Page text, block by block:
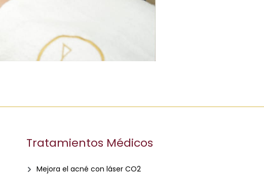
Tratamientos Médicos
Mejora el acné con láser CO2